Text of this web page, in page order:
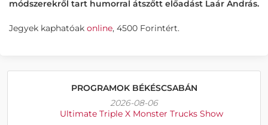
módszerekről tart humorral átszőtt előadást Laár András.
Jegyek kaphatóak online, 4500 Forintért.
PROGRAMOK BÉKÉSCSABÁN
2026-08-06
Ultimate Triple X Monster Trucks Show